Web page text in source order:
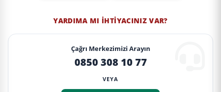
YARDIMA MI İHTIYACINIZ VAR?
Çağrı Merkezimizi Arayın
0850 308 10 77
VEYA